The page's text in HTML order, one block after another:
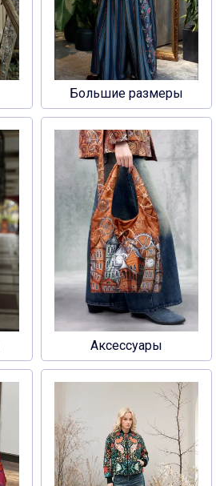
Большие размеры
Аксессуары